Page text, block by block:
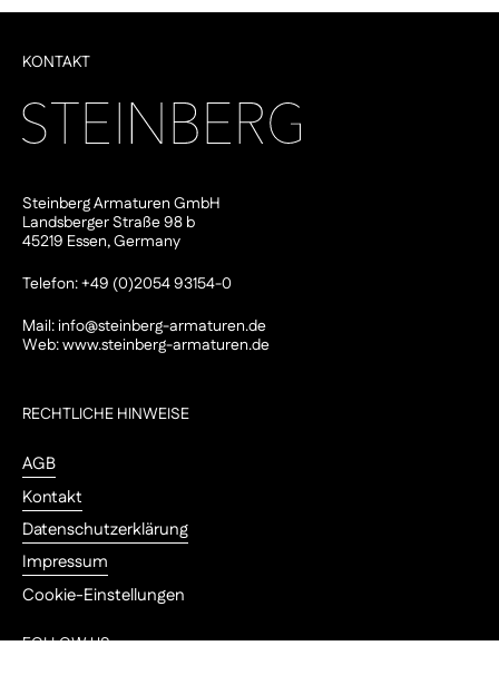
KONTAKT
Steinberg Armaturen GmbH
Landsberger Straße 98 b
45219 Essen, Germany
Telefon: +49 (0)2054 93154-0
Mail:info@steinberg-armaturen.de
Web:www.steinberg-armaturen.de
RECHTLICHE HINWEISE
AGB
Kontakt
Datenschutzerklärung
Impressum
Cookie-Einstellungen
FOLLOW US